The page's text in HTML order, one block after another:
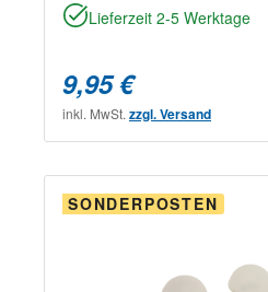
Lieferzeit 2-5 Werktage
9,95 €
inkl. MwSt. zzgl. Versand
SONDERPOSTEN